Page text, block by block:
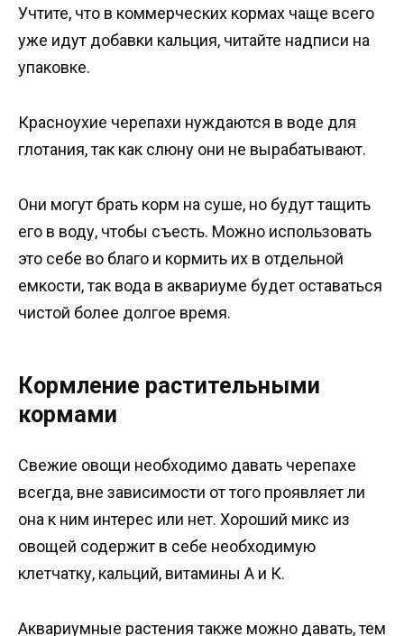
Учтите, что в коммерческих кормах чаще всего
уже идут добавки кальция, читайте надписи на
упаковке.
Красноухие черепахи нуждаются в воде для
глотания, так как слюну они не вырабатывают.
Они могут брать корм на суше, но будут тащить
его в воду, чтобы съесть. Можно использовать
это себе во благо и кормить их в отдельной
емкости, так вода в аквариуме будет оставаться
чистой более долгое время.
Кормление растительными
кормами
Свежие овощи необходимо давать черепахе
всегда, вне зависимости от того проявляет ли
она к ним интерес или нет. Хороший микс из
овощей содержит в себе необходимую
клетчатку, кальций, витамины А и К.
Аквариумные растения также можно давать, тем